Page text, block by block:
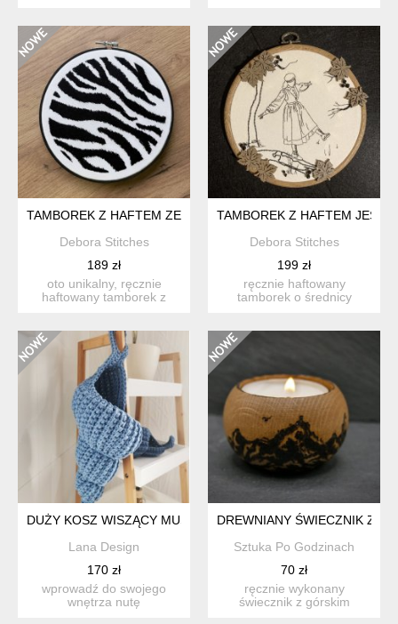
TAMBOREK Z HAFTEM ZEBRA PRINT
Debora Stitches
189 zł
oto unikalny, ręcznie
haftowany tamborek z
TAMBOREK Z HAFTEM
Debora Stitches
199 zł
ręcznie haftowany
tamborek o średnicy
DUŻY KOSZ WISZĄCY MUSZELKA
Lana Design
170 zł
wprowadź do swojego
wnętrza nutę
DREWNIANY ŚWIECZNIK Z
Sztuka Po Godzinach
70 zł
ręcznie wykonany
świecznik z górskim